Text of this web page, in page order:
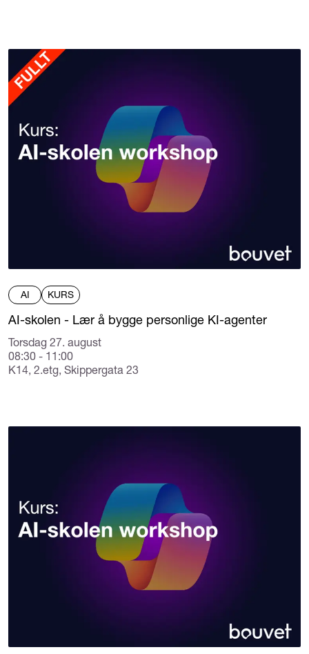
AI KURS
AI-skolen - Lær å bygge personlige KI-agenter
Torsdag 27. august
08:30 - 11:00
K14, 2.etg, Skippergata 23